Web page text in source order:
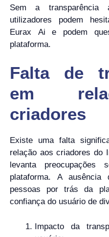
Sem a transparência
utilizadores podem
Eurax Ai e podem
plataforma.
Falta de
em
criadores
Existe uma falta
relação aos criadores do
levanta preocupações
plataforma. A ausência
pessoas por trás da
confiança do usuário de
Impacto da